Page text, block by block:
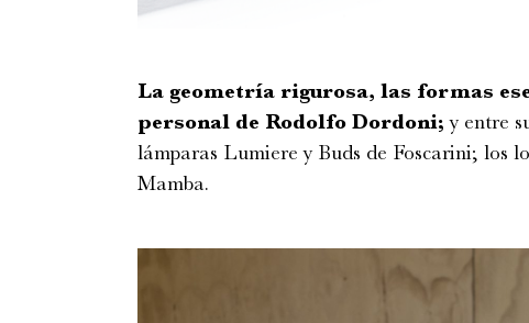
La geometría rigurosa, las formas
personal de Rodolfo Dordoni; y entre
lámparas Lumiere y Buds de Foscarini; los
Mamba.